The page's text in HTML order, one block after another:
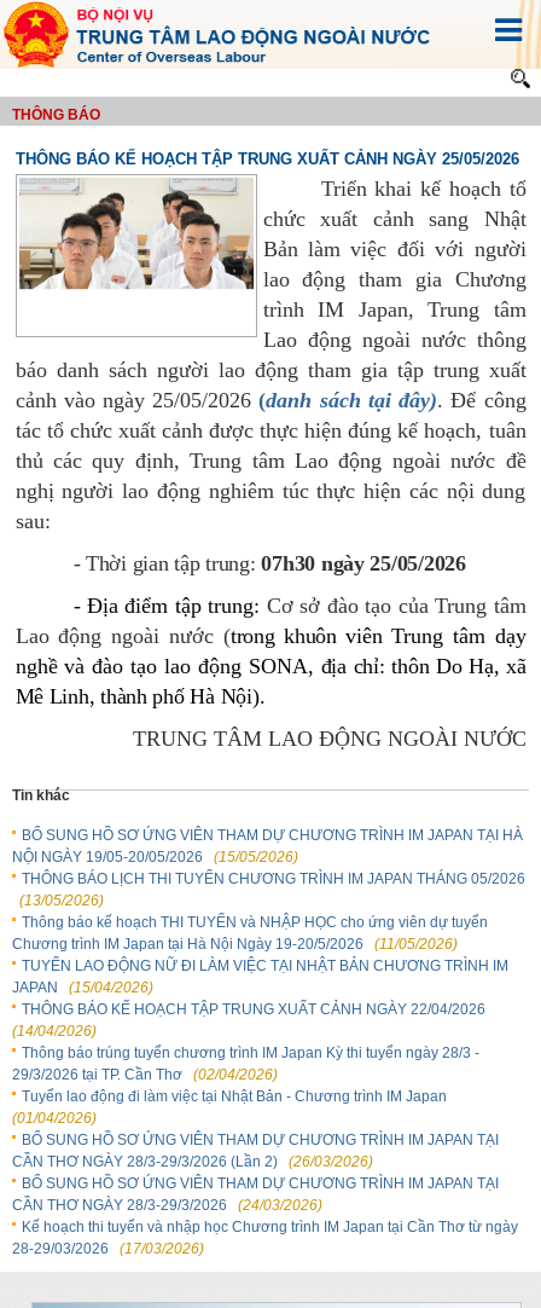
THÔNG BÁO
THÔNG BÁO KẾ HOẠCH TẬP TRUNG XUẤT CẢNH NGÀY 25/05/2026
Triển khai kế hoạch tổ
chức xuất cảnh sang Nhật
Bản làm việc đối với người
lao động tham gia Chương
trình IM Japan, Trung tâm
Lao động ngoài nước thông
báo danh sách người lao động tham gia tập trung xuất
cảnh vào ngày 25/05/2026(danh sách tại đây). Để công
tác tổ chức xuất cảnh được thực hiện đúng kế hoạch, tuân
thủ các quy định,Trung tâm Lao động ngoài nước đề
nghị người lao động nghiêm túc thực hiện các nội dung
sau:
-Thời gian tập trung:07h30 ngày 25/05/2026
- Địa điểm tập trung: Cơ sở đào tạo của Trung tâm
Lao động ngoài nước (trong khuôn viên Trung tâm dạy
nghề và đào tạo lao động SONA, địa chỉ: thôn Do Hạ, xã
Mê Linh, thành phố Hà Nội).
TRUNG TÂM LAO ĐỘNG NGOÀI NƯỚC
Tin khác
BỔ SUNG HỒ SƠ ỨNG VIÊN THAM DỰ CHƯƠNG TRÌNH IM JAPAN TẠI HÀ
NỘI NGÀY 19/05-20/05/2026
(15/05/2026)
THÔNG BÁO LỊCH THI TUYỂN CHƯƠNG TRÌNH IM JAPAN THÁNG 05/2026
(13/05/2026)
Thông báo kế hoạch THI TUYỂN và NHẬP HỌC cho ứng viên dự tuyển
Chương trình IM Japan tại Hà Nội Ngày 19-20/5/2026
(11/05/2026)
TUYỂN LAO ĐỘNG NỮ ĐI LÀM VIỆC TẠI NHẬT BẢN CHƯƠNG TRÌNH IM
JAPAN
(15/04/2026)
THÔNG BÁO KẾ HOẠCH TẬP TRUNG XUẤT CẢNH NGÀY 22/04/2026
(14/04/2026)
Thông báo trúng tuyển chương trình IM Japan Kỳ thi tuyển ngày 28/3 -
29/3/2026 tại TP. Cần Thơ
(02/04/2026)
Tuyển lao động đi làm việc tại Nhật Bản - Chương trình IM Japan
(01/04/2026)
BỔ SUNG HỒ SƠ ỨNG VIÊN THAM DỰ CHƯƠNG TRÌNH IM JAPAN TẠI
CẦN THƠ NGÀY 28/3-29/3/2026 (Lần 2)
(26/03/2026)
BỔ SUNG HỒ SƠ ỨNG VIÊN THAM DỰ CHƯƠNG TRÌNH IM JAPAN TẠI
CẦN THƠ NGÀY 28/3-29/3/2026
(24/03/2026)
Kế hoạch thi tuyển và nhập học Chương trình IM Japan tại Cần Thơ từ ngày
28-29/03/2026
(17/03/2026)